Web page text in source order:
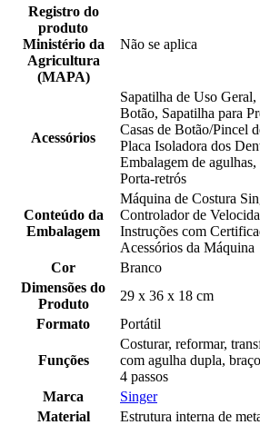
Registro do
produto
Ministério da
Agricultura
(MAPA)
Não se aplica
Acessórios
Sapatilha de Uso Geral,
Botão, Sapatilha para
Casas de Botão/Pincel
Placa Isoladora dos
Embalagem de
Porta-retrós
Conteúdo da
Embalagem
Máquina de Costura
Controlador de
Instruções com
Acessórios da Máquina
Cor
Branco
Dimensões do
Produto
29 x 36 x 18 cm
Formato
Portátil
Funções
Costurar, reformar,
com agulha dupla,
4 passos
Marca
Singer
Material
Estrutura interna de